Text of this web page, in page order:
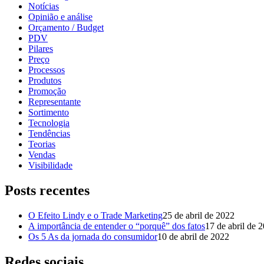
Notícias
Opinião e análise
Orçamento / Budget
PDV
Pilares
Preço
Processos
Produtos
Promoção
Representante
Sortimento
Tecnologia
Tendências
Teorias
Vendas
Visibilidade
Posts recentes
O Efeito Lindy e o Trade Marketing25 de abril de 2022
A importância de entender o “porquê” dos fatos17 de abril de
Os 5 As da jornada do consumidor10 de abril de 2022